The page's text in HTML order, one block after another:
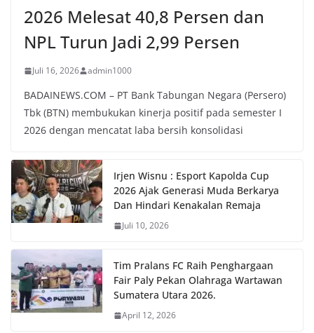
2026 Melesat 40,8 Persen dan
NPL Turun Jadi 2,99 Persen
Juli 16, 2026 admin1000
BADAINEWS.COM – PT Bank Tabungan Negara (Persero)
Tbk (BTN) membukukan kinerja positif pada semester I
2026 dengan mencatat laba bersih konsolidasi
Irjen Wisnu : Esport Kapolda Cup
2026 Ajak Generasi Muda Berkarya
Dan Hindari Kenakalan Remaja
Juli 10, 2026
Tim Pralans FC Raih Penghargaan
Fair Paly Pekan Olahraga Wartawan
Sumatera Utara 2026.
April 12, 2026